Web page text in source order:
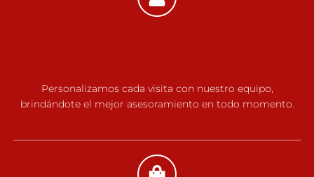
Personalizamos cada visita con nuestro equipo,
brindándote el mejor asesoramiento en todo momento.